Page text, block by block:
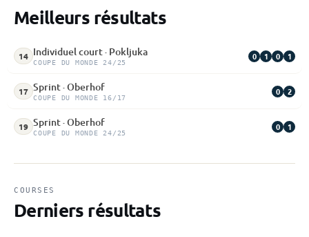
Meilleurs résultats
14 Individuel court · Pokljuka
COUPE DU MONDE 24/25
0 1 0 1
17 Sprint · Oberhof
COUPE DU MONDE 16/17
0 2
19 Sprint · Oberhof
COUPE DU MONDE 24/25
0 1
COURSES
Derniers résultats